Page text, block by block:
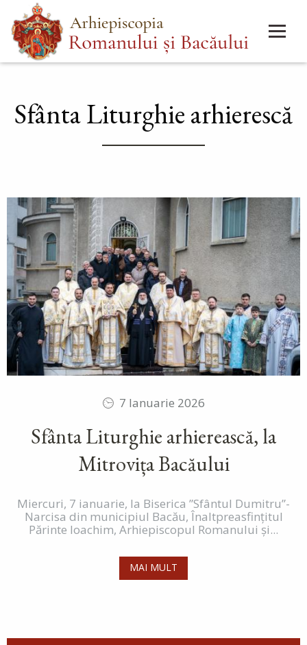
Mergi
la
conţinutul
Main
menu
Sfânta Liturghie arhierescă
7 Ianuarie 2026
Sfânta Liturghie arhierească, la
Mitrovița Bacăului
Miercuri, 7 ianuarie, la Biserica ”Sfântul Dumitru”-
Narcisa din municipiul Bacău, Înaltpreasfințitul
Părinte Ioachim, Arhiepiscopul Romanului și...
MAI MULT